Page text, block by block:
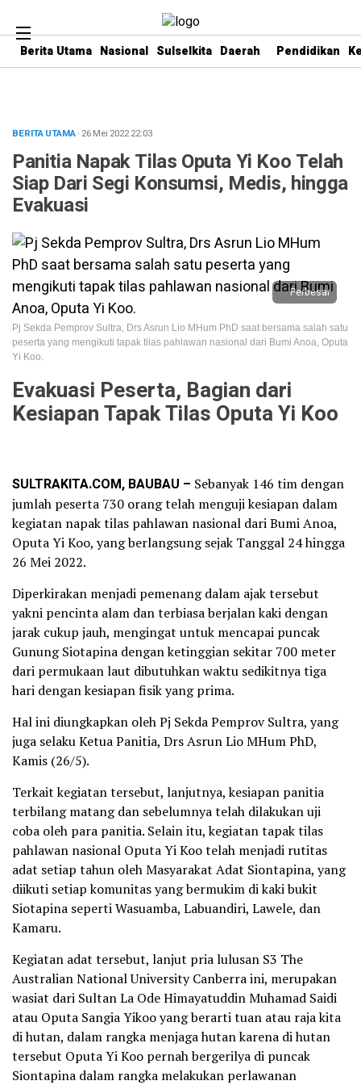
Berita Utama Nasional Sulselkita Daerah Pendidikan
BERITA UTAMA· 26 Mei 202222:03
Panitia Napak Tilas Oputa Yi Koo Telah
Siap Dari Segi Konsumsi, Medis, hingga
Evakuasi
Perbesar
Pj Sekda Pemprov Sultra, Drs Asrun Lio MHum PhD saat bersama salah satu
peserta yang mengikuti tapak tilas pahlawan nasional dari Bumi Anoa, Oputa
Yi Koo.
Evakuasi Peserta, Bagian dari
Kesiapan Tapak Tilas Oputa Yi Koo
SULTRAKITA.COM, BAUBAU – Sebanyak 146 tim dengan
jumlah peserta 730 orang telah menguji kesiapan dalam
kegiatan napak tilas pahlawan nasional dari Bumi Anoa,
Oputa Yi Koo, yang berlangsung sejak Tanggal 24 hingga
26 Mei 2022.
Diperkirakan menjadi pemenang dalam ajak tersebut
yakni pencinta alam dan terbiasa berjalan kaki dengan
jarak cukup jauh, mengingat untuk mencapai puncak
Gunung Siotapina dengan ketinggian sekitar 700 meter
dari permukaan laut dibutuhkan waktu sedikitnya tiga
hari dengan kesiapan fisik yang prima.
Hal ini diungkapkan oleh Pj Sekda Pemprov Sultra, yang
juga selaku Ketua Panitia, Drs Asrun Lio MHum PhD,
Kamis (26/5).
Terkait kegiatan tersebut, lanjutnya, kesiapan panitia
terbilang matang dan sebelumnya telah dilakukan uji
coba oleh para panitia. Selain itu, kegiatan tapak tilas
pahlawan nasional Oputa Yi Koo telah menjadi rutitas
adat setiap tahun oleh Masyarakat Adat Siontapina, yang
diikuti setiap komunitas yang bermukim di kaki bukit
Siotapina seperti Wasuamba, Labuandiri, Lawele, dan
Kamaru.
Kegiatan adat tersebut, lanjut pria lulusan S3 The
Australian National University Canberra ini, merupakan
wasiat dari Sultan La Ode Himayatuddin Muhamad Saidi
atau Oputa Sangia Yikoo yang berarti tuan atau raja kita
di hutan, dalam rangka menjaga hutan karena di hutan
tersebut Oputa Yi Koo pernah bergerilya di puncak
Siontapina dalam rangka melakukan perlawanan